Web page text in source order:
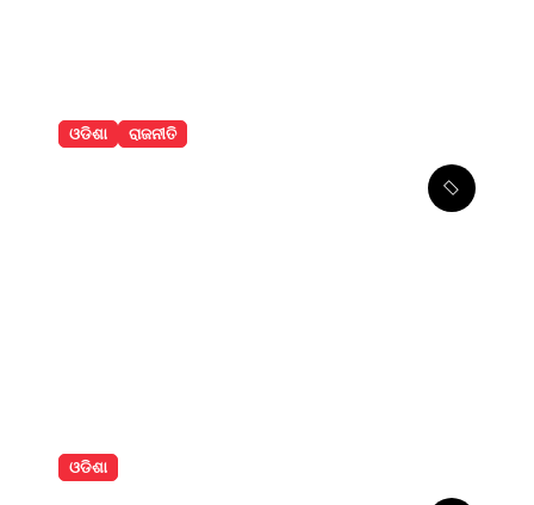
ଓଡିଶା ରାଜନୀତି
ଓଡିଶା